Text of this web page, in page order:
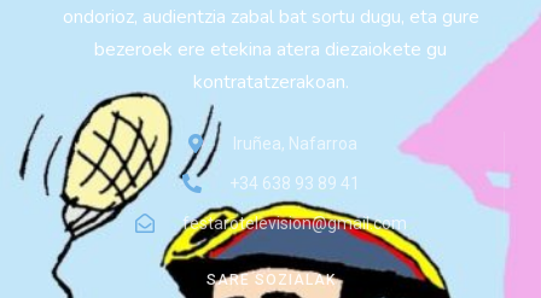
ondorioz, audientzia zabal bat sortu dugu, eta gure
bezeroek ere etekina atera diezaiokete gu
kontratatzerakoan.
Iruñea, Nafarroa
+34 638 93 89 41
festarotelevision@gmail.com
SARE SOZIALAK